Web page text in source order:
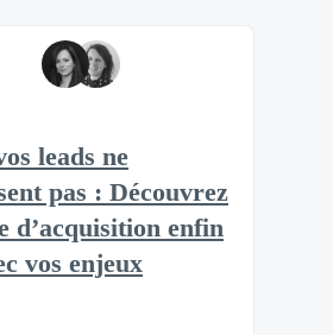
leads ne
pas : Découvrez
d’acquisition enfin
vos enjeux